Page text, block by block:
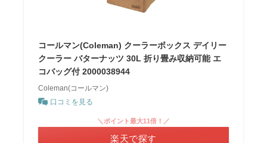
コールマン(Coleman) クーラーボックス デイリー
クーラー バターナッツ 30L 折り畳み収納可能 エ
コバッグ付 2000038944
Coleman(コールマン)
口コミを見る
＼ポイント最大11倍！／
楽天で探す